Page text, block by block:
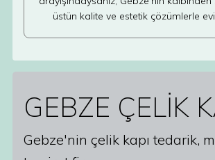
üstün kalite ve estetik çözümlerle
GEBZE ÇELİK
Gebze'nin çelik kapı tedarik,